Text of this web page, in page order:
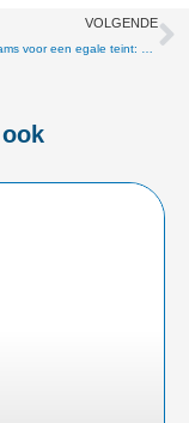
VOLGENDE
Beste BB Creams voor een egale teint: Ontdek de top biologische Inika bb cream opties in Nederland!